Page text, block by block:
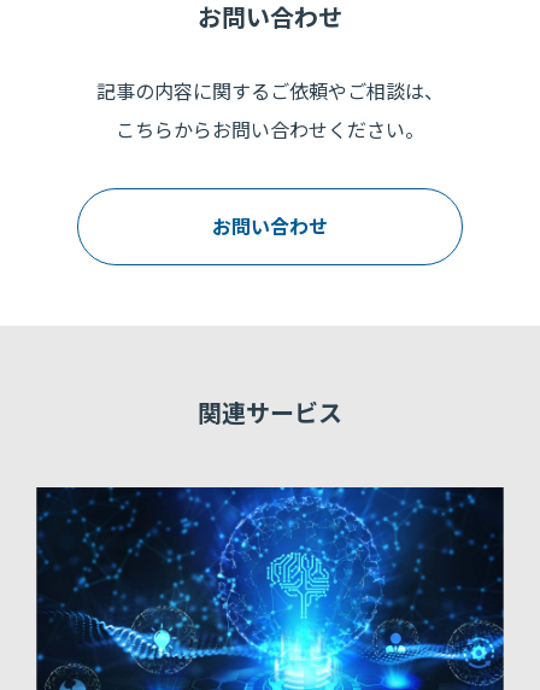
関連サービス
お問い合わせ
記事の内容に関するご依頼やご相談は、
こちらからお問い合わせください。
お問い合わせ